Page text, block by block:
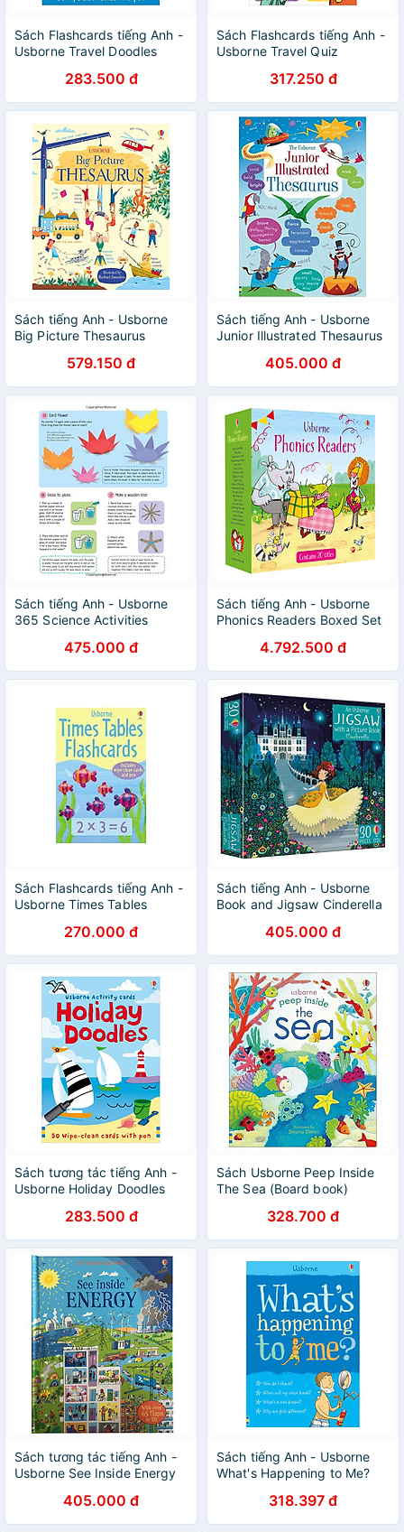
Sách Flashcards tiếng Anh -
Usborne Travel Doodles
283.500 đ
Sách Flashcards tiếng Anh -
Usborne Travel Quiz
317.250 đ
Sách tiếng Anh - Usborne
Big Picture Thesaurus
579.150 đ
Sách tiếng Anh - Usborne
Junior Illustrated Thesaurus
405.000 đ
Sách tiếng Anh - Usborne
365 Science Activities
475.000 đ
Sách tiếng Anh - Usborne
Phonics Readers Boxed Set
4.792.500 đ
Sách Flashcards tiếng Anh -
Usborne Times Tables
270.000 đ
Sách tiếng Anh - Usborne
Book and Jigsaw Cinderella
405.000 đ
Sách tương tác tiếng Anh -
Usborne Holiday Doodles
283.500 đ
Sách Usborne Peep Inside
The Sea (Board book)
328.700 đ
Sách tương tác tiếng Anh -
Usborne See Inside Energy
405.000 đ
Sách tiếng Anh - Usborne
What's Happening to Me?
318.397 đ